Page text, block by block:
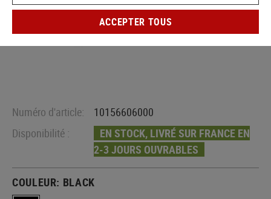
Numéro d'article:
10156606000
Disponibilité :
EN STOCK, LIVRÉ SUR FRANCE EN
2-3 JOURS OUVRABLES
COULEUR: BLACK
ACCEPTER TOUS